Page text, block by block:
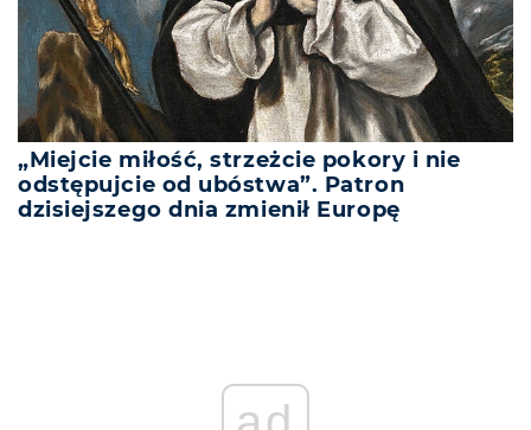
„Miejcie miłość, strzeżcie pokory i nie
odstępujcie od ubóstwa”. Patron
dzisiejszego dnia zmienił Europę